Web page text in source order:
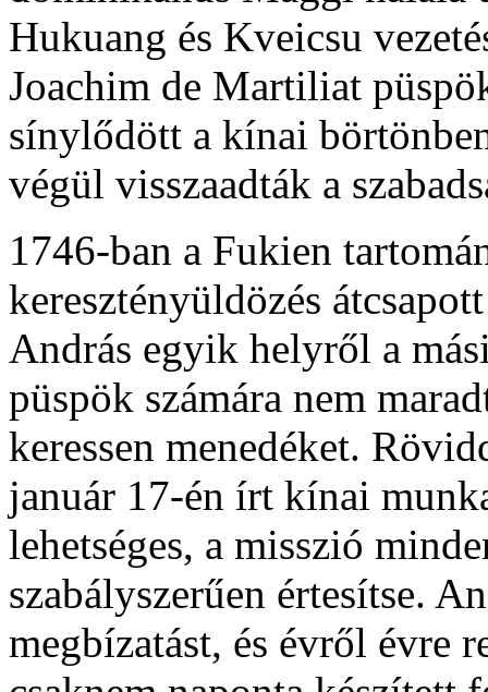
Hukuang és Kveicsu
Joachim de Martiliat
sínylődött a kínai
végül visszaadták a
1746-ban a Fukien
keresztényüldözés
András egyik helyről a
püspök számára nem
keressen menedéket.
január 17-én írt kínai
lehetséges, a misszió
szabályszerűen értesítse.
megbízatást, és évről évre